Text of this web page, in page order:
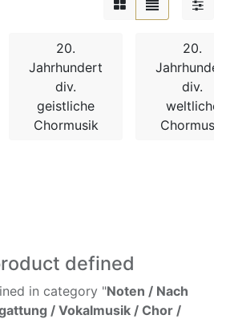
20.
Jahrhundert
div.
geistliche
Chormusik
20.
div.
weltliche
Chormusik
defined
in category "Noten / Nach
/ Vokalmusik / Chor /